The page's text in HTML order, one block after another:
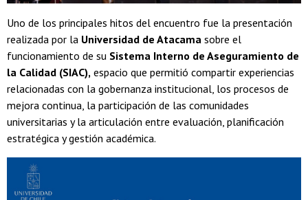
Uno de los principales hitos del encuentro fue la presentación
realizada por la Universidad de Atacama sobre el
funcionamiento de su Sistema Interno de Aseguramiento de
la Calidad (SIAC), espacio que permitió compartir experiencias
relacionadas con la gobernanza institucional, los procesos de
mejora continua, la participación de las comunidades
universitarias y la articulación entre evaluación, planificación
estratégica y gestión académica.